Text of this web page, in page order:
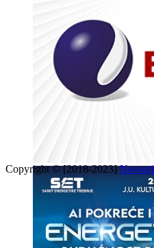
Copyright © [2018-2023]